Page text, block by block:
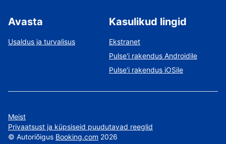
Avasta
Usaldus ja turvalisus
Kasulikud lingid
Ekstranet
Pulse'i rakendus Androidile
Pulse'i rakendus iOSile
Meist
Privaatsust ja küpsiseid puudutavad reeglid
© Autoriõigus Booking.com 2026